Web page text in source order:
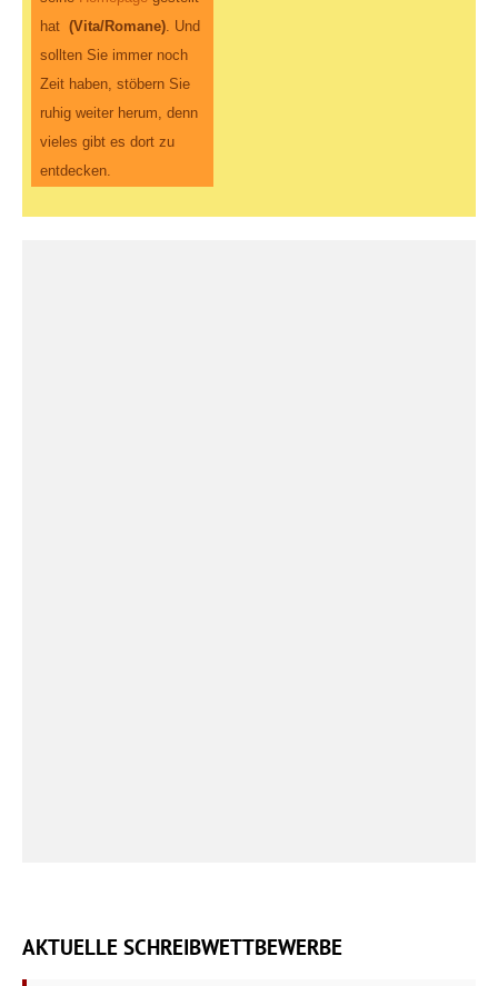
hat (Vita/Romane). Und
sollten Sie immer noch
Zeit haben, stöbern Sie
ruhig weiter herum, denn
vieles gibt es dort zu
entdecken.
AKTUELLE SCHREIBWETTBEWERBE